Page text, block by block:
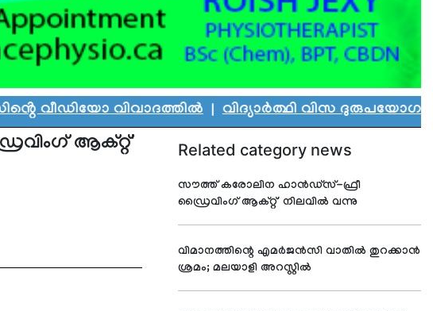
വിവാദത്തിൽ|വിദ്യാർത്ഥി വിസ ദുരുപയോഗം ചെയ്ത്
ആക്റ്റ്'
Related category news
സൗത്ത് കരോലിന ഹാൻഡ്സ്-ഫ്രീ
ഡ്രൈവിംഗ് ആക്റ്റ്' നിലവിൽ വന്നു
വിമാനത്തിന്റെ എമര്‍ജന്‍സി വാതില്‍ തുറക്കാന്‍
ശ്രമം; മലയാളി അറസ്റ്റില്‍